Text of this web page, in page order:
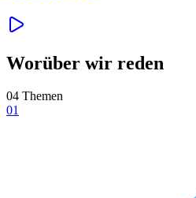
Worüber wir reden
04 Themen
01